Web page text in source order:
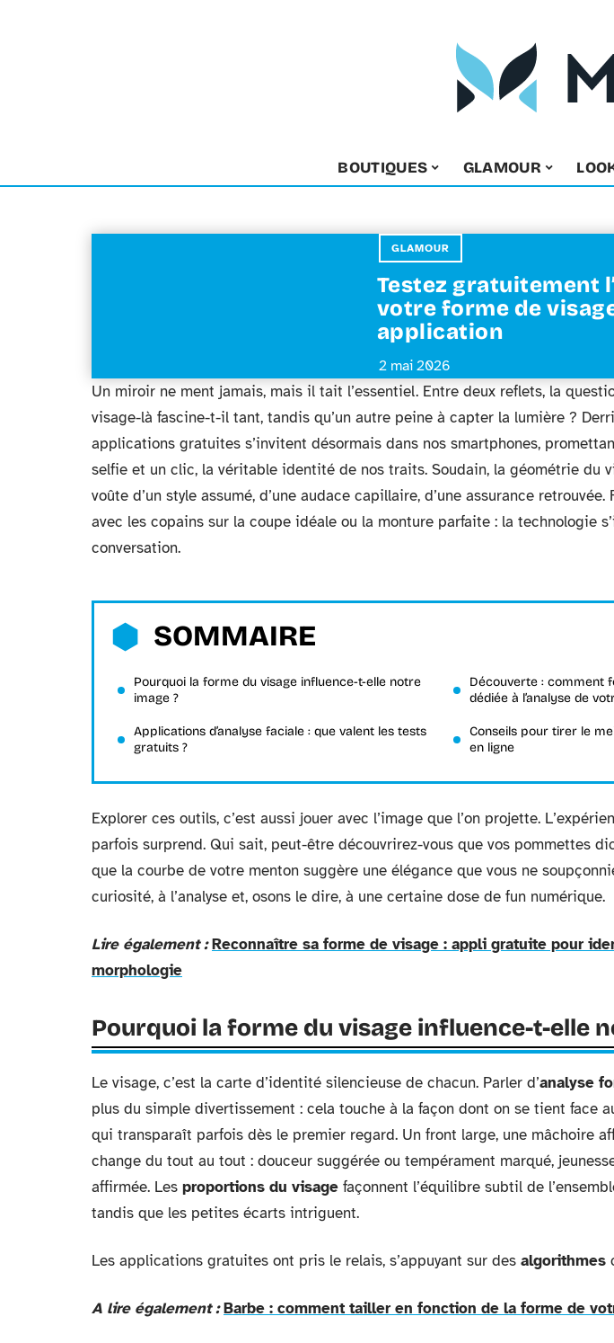
BOUTIQUES GLAMOUR
GLAMOUR
Testez gratuitement
votre forme de
application
2 mai 2026
Un miroir ne ment jamais, mais il tait l’essentiel. Entre deux reflets, la
visage-là fascine-t-il tant, tandis qu’un autre peine à capter la lumière ?
applications gratuites s’invitent désormais dans nos smartphones,
selfie et un clic, la véritable identité de nos traits. Soudain, la géométrie du
voûte d’un style assumé, d’une audace capillaire, d’une assurance
avec les copains sur la coupe idéale ou la monture parfaite : la technologie
conversation.
SOMMAIRE
Pourquoi la forme du visage influence-t-elle notre
image ?
Applications d’analyse faciale : que valent les tests
gratuits ?
Découverte : comment
dédiée à l’analyse de
Conseils pour tirer le
en ligne
Explorer ces outils, c’est aussi jouer avec l’image que l’on projette.
parfois surprend. Qui sait, peut-être découvrirez-vous que vos pommettes
que la courbe de votre menton suggère une élégance que vous ne
curiosité, à l’analyse et, osons le dire, à une certaine dose de fun numérique.
Lire également : Reconnaître sa forme de visage : appli gratuite pour
morphologie
Pourquoi la forme du visage influence-t-elle
Le visage, c’est la carte d’identité silencieuse de chacun. Parler d’analyse
plus du simple divertissement : cela touche à la façon dont on se tient face
qui transparaît parfois dès le premier regard. Un front large, une mâchoire
change du tout au tout : douceur suggérée ou tempérament marqué,
affirmée. Les proportions du visage façonnent l’équilibre subtil de
tandis que les petites écarts intriguent.
Les applications gratuites ont pris le relais, s’appuyant sur des algorithmes
A lire également : Barbe : comment tailler en fonction de la forme de